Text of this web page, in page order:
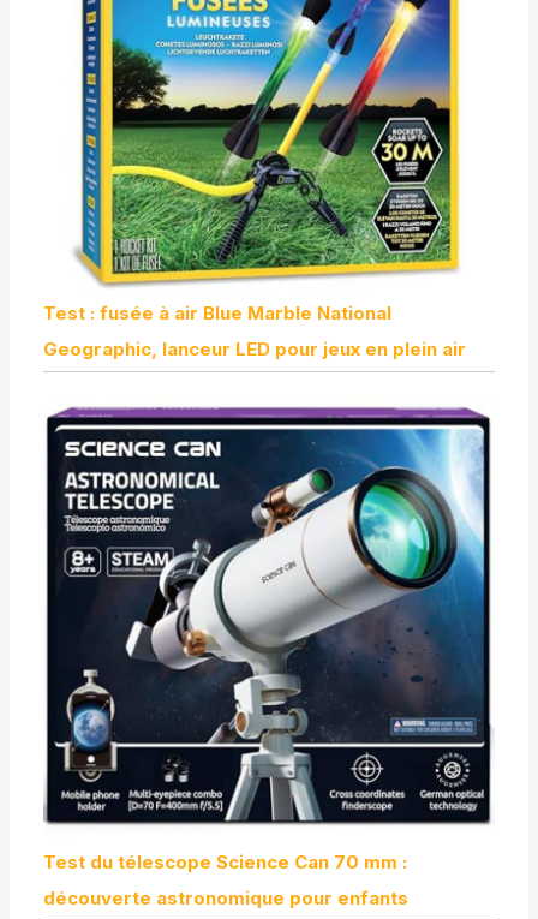
Test : fusée à air Blue Marble National
Geographic, lanceur LED pour jeux en plein air
Test du télescope Science Can 70 mm :
découverte astronomique pour enfants